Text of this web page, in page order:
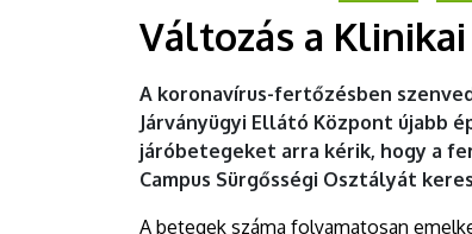
DEBRECENI
EGYETEM
Változás a
A koronavírus-fertőzésben
Járványügyi Ellátó Központ újabb
járóbetegeket arra kérik, hogy a
Campus Sürgősségi Osztályát
A betegek száma folyamatosan